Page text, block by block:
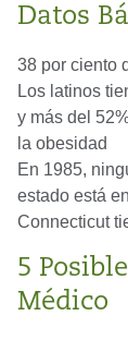
Datos
38 por ciento
Los latinos
y más del
la obesidad
En 1985,
estado está
Connecticut
5
Médico